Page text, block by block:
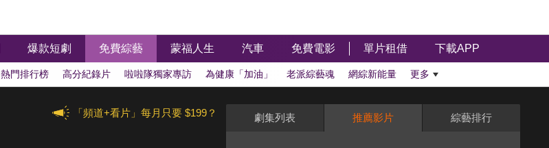
爆款短劇 免費綜藝 蒙福人生 汽車 免費電影 單片租借 下載APP
熱門排行榜 高分紀錄片 啦啦隊獨家專訪 為健康「加油」 老派綜藝魂 網綜新能量 更多
「頻道+看片」每月只要 $199？ 劇集列表 推薦影片 綜藝排行